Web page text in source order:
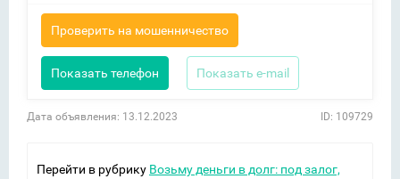
Проверить на мошенничество
Показать телефон Показать e-mail
Дата объявления: 13.12.2023 ID: 109729
Перейти в рубрику Возьму деньги в долг: под залог,